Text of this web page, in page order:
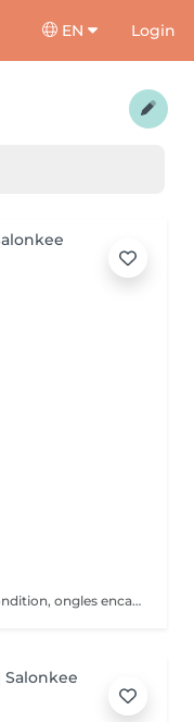
EN Login
Évaluation des pieds, observant tout condition, ongles encarnes, cour, callosités ! En cas de infections, champignons, micose ou les problèmes cotanés, recomandez une visite chez le podologue si necessaire. Desinfection des Pieds avec solution antiseptique. Retrait du Vernis Précédent avec un dissolvant pour nettoyer complètement les ongles des pieds. Coupez, desencarnes et Modelez les ongles avec une pance et lime, Pousses les Cuticules avec batone pour repousser doucement vers l'arrière et coupez les excès, Coupez avec bisturi les callosites si necessaire Traitement avec une rape pour eliminer les cellules mortes et les callosites, sans besoin d'immersion dans l'eau. Application d'un gommage supplementaire si necessaire. Hydratation Intense avec crème et les cuticules pour maintenir la peau douce, Appliquez une base transparent pour protéger les ongles. Attendez suffisamment de tempos pour sèc